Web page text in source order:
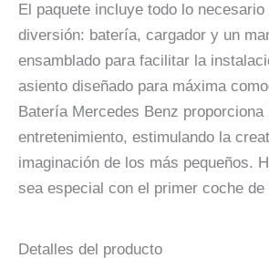
El paquete incluye todo lo
diversión: batería, cargador y un
ensamblado para facilitar la
asiento diseñado para máxima
Batería Mercedes Benz proporciona
entretenimiento, estimulando la
imaginación de los más pequeños.
sea especial con el primer coche de
Detalles del producto